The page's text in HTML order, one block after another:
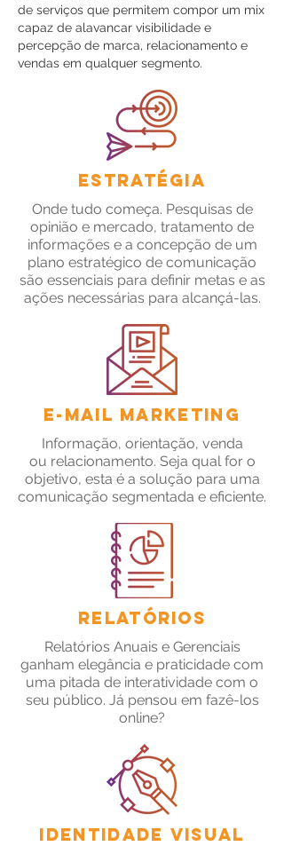
de serviços que permitem compor um mix
capaz de alavancar visibilidade e
percepção de marca, relacionamento e
vendas em qualquer segmento.
Estratégia
Onde tudo começa. Pesquisas de
opinião e mercado, tratamento de
informações e a concepção de um
plano estratégico de comunicação
são essenciais para definir metas e as
ações necessárias para alcançá-las.
E-mail Marketing
Informação, orientação, venda
ou relacionamento. Seja qual for o
objetivo, esta é a solução para uma
comunicação segmentada e eficiente.
Relatórios
Relatórios Anuais e Gerenciais
ganham elegância e praticidade com
uma pitada de interatividade com o
seu público. Já pensou em fazê-los
online?
Identidade Visual